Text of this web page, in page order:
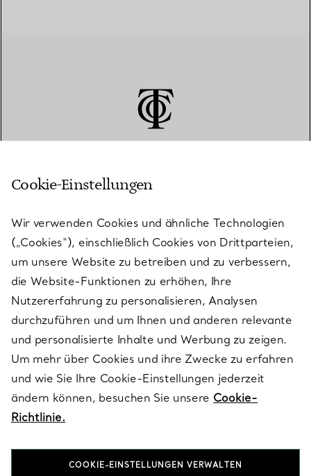
KUNDENSERVICE
SERVICES
ÜBER TIFFANY & CO.
RECHTLICHE HINWEISE
FOLGEN SIE UNS
Cookie-Einstellungen
Wir verwenden Cookies und ähnliche Technologien
(„Cookies“), einschließlich Cookies von Drittparteien,
um unsere Website zu betreiben und zu verbessern,
die Website-Funktionen zu erhöhen, Ihre
Nutzererfahrung zu personalisieren, Analysen
durchzuführen und um Ihnen und anderen relevante
und personalisierte Inhalte und Werbung zu zeigen.
Um mehr über Cookies und ihre Zwecke zu erfahren
und wie Sie Ihre Cookie-Einstellungen jederzeit
ändern können, besuchen Sie unsere Cookie-
Richtlinie.
COOKIE-EINSTELLUNGEN VERWALTEN